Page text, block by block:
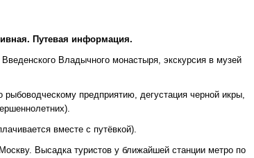
Путевая информация.
Владычного монастыря, экскурсия в музей
рыбоводческому предприятию, дегустация черной икры,
вместе с путёвкой).
Высадка туристов у ближайшей станции метро по